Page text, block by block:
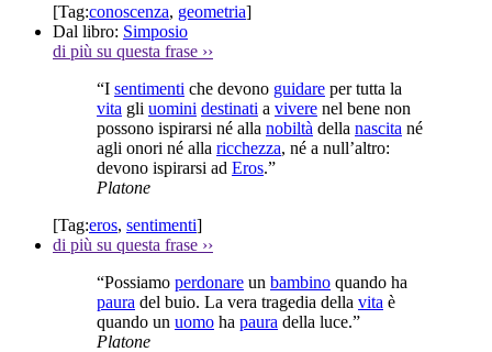
[Tag:conoscenza, geometria]
Dal libro: Simposio
di più su questa frase ››
“I sentimenti che devono guidare per tutta la
vita gli uomini destinati a vivere nel bene non
possono ispirarsi né alla nobiltà della nascita né
agli onori né alla ricchezza, né a null’altro:
devono ispirarsi ad Eros.”
Platone
[Tag:eros, sentimenti]
di più su questa frase ››
“Possiamo perdonare un bambino quando ha
paura del buio. La vera tragedia della vita è
quando un uomo ha paura della luce.”
Platone